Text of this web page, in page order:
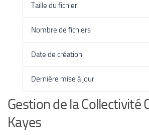
Taille du fichier
Nombre de fichiers
Date de création
Dernière mise à jour
Gestion de la Collectivité
Kayes